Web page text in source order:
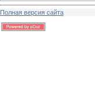
Полная версия сайта